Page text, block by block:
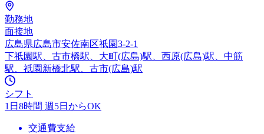
勤務地
面接地
広島県広島市安佐南区祇園3-2-1
下祇園駅、古市橋駅、大町(広島)駅、西原(広島)駅、中筋
駅、祇園新橋北駅、古市(広島)駅
シフト
1日8時間 週5日からOK
交通費支給